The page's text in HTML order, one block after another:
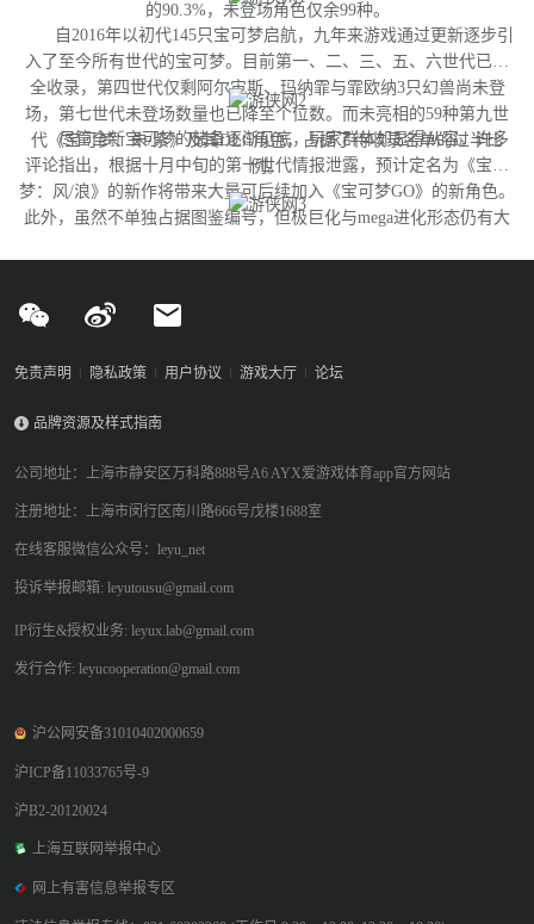
的90.3%，未登场角色仅余99种。
自2016年以初代145只宝可梦启航，九年来游戏通过更新逐步引
入了至今所有世代的宝可梦。目前第一、二、三、五、六世代已完
全收录，第四世代仅剩阿尔宙斯、玛纳霏与霏欧纳3只幻兽尚未登
场，第七世代未登场数量也已降至个位数。而未亮相的59种第九世
代《宝可梦：朱/紫》及其DLC角色，占据了待收录名单的过半比
例。
尽管全新宝可梦的储备逐渐见底，玩家群体却显得从容。许多
评论指出，根据十月中旬的第十世代情报泄露，预计定名为《宝可
梦：风/浪》的新作将带来大量可后续加入《宝可梦GO》的新角色。
此外，虽然不单独占据图鉴编号，但极巨化与mega进化形态仍有大
免责声明 隐私政策 用户协议 游戏大厅 论坛
品牌资源及样式指南
公司地址：上海市静安区万科路888号A6 AYX爱游戏体育app官方网站
注册地址：上海市闵行区南川路666号戊楼1688室
在线客服微信公众号：leyu_net
投诉举报邮箱: leyutousu@gmail.com
IP衍生&授权业务: leyux.lab@gmail.com
发行合作: leyucooperation@gmail.com
沪公网安备31010402000659
沪ICP备11033765号-9
沪B2-20120024
上海互联网举报中心
网上有害信息举报专区